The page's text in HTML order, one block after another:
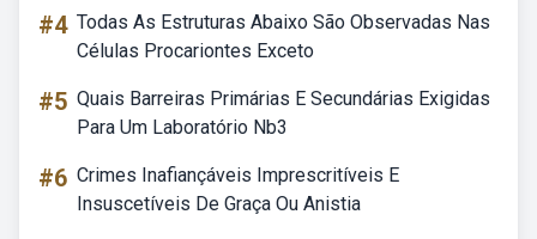
#4 Todas As Estruturas Abaixo São Observadas Nas
Células Procariontes Exceto
#5 Quais Barreiras Primárias E Secundárias Exigidas
Para Um Laboratório Nb3
#6 Crimes Inafiançáveis Imprescritíveis E
Insuscetíveis De Graça Ou Anistia